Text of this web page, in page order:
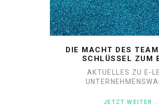
DIE MACHT DES
SCHLÜSSEL ZUM
AKTUELLES ZU E-
JETZT WEITER